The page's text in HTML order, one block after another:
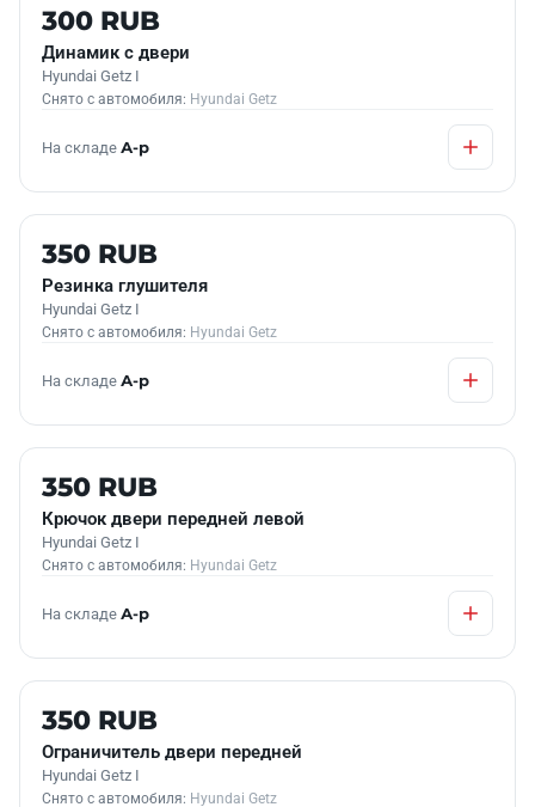
Б/У В НАЛИЧИИ
300 RUB
Динамик с двери
Hyundai Getz I
Снято с автомобиля: Hyundai Getz
На складе А-р
Б/У В НАЛИЧИИ
350 RUB
Резинка глушителя
Hyundai Getz I
Снято с автомобиля: Hyundai Getz
На складе А-р
Б/У В НАЛИЧИИ
350 RUB
Крючок двери передней левой
Hyundai Getz I
Снято с автомобиля: Hyundai Getz
На складе А-р
Б/У В НАЛИЧИИ
350 RUB
Ограничитель двери передней
Hyundai Getz I
Снято с автомобиля: Hyundai Getz